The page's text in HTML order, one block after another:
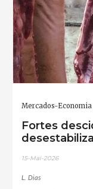
Mercados-Economia
Fortes
15-Mai-2026
L. Dias